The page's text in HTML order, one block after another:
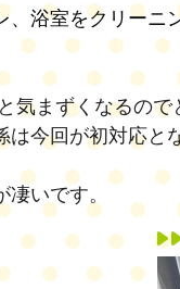
浴室をクリーニ
気まずくなるの
今回が初対応と
いです。